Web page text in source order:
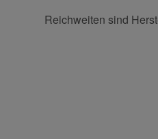
Reichweiten sind